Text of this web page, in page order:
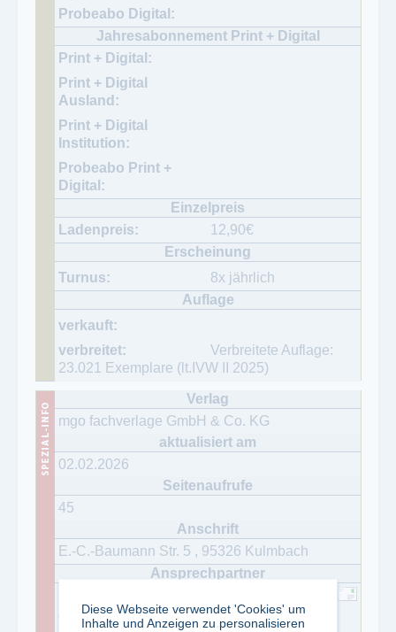
12,90€
8x jährlich
Verbreitete Auflage:
23.021 Exemplare (lt.IVW II 2025)
mgo fachverlage GmbH & Co. KG
02.02.2026
45
E.-C.-Baumann Str. 5 , 95326 Kulmbach
09221 949-420
Diese Webseite verwendet 'Cookies' um
Inhalte und Anzeigen zu personalisieren